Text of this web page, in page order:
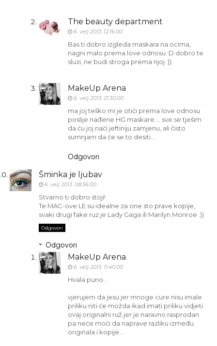
The beauty department
6. velj 2013. 12:16:00
Bas ti dobro izgleda maskara na ocima,
nagni malo prema love odnosu :D dobro te
sluzi, ne budi stroga prema njoj :))
MakeUp Arena
6. velj 2013. 21:30:00
ma joj teško mi je otići prema love odnosu
poslije nađene HG maskare.... sve se tješim
da ću joj naći jeftiniju zamjenu, ali čisto
sumnjam da će se to desiti....
Odgovori
Šminka je ljubav
6. velj 2013. 08:56:00
Stvarno ti dobro stoji!
Te MAC-ove LE su idealne za one sto prave kopije,
svaki drugi fake ruz je Lady Gaga ili Marilyn Monroe :))
Odgovori
Odgovori
MakeUp Arena
6. velj 2013. 11:40:00
Hvala puno...
vjerujem da jesu jer mnoge cure nisu imale
priliku niti će možda ikad imati priliku vidjeti
ovaj originalni ruž jer je naravno rasprodan
pa neće moći da naprave razliku između
originala i kopije...